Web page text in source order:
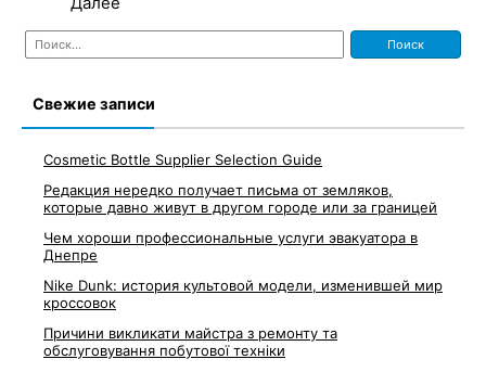
по
записям
Найти:
Свежие записи
Cosmetic Bottle Supplier Selection Guide
Редакция нередко получает письма от земляков,
которые давно живут в другом городе или за границей
Чем хороши профессиональные услуги эвакуатора в
Днепре
Nike Dunk: история культовой модели, изменившей мир
кроссовок
Причини викликати майстра з ремонту та
обслуговування побутової техніки